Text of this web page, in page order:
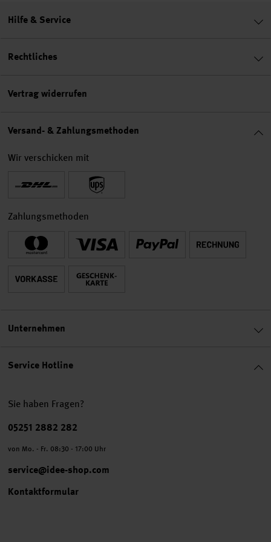
Service Hotline
Sie haben Fragen?
Telefonnummer
05251 2882 282
von Mo. - Fr. 08:30 - 17:00 Uhr
service@idee-shop.com
Kontaktformular
Hilfe & Service
Rechtliches
Vertrag widerrufen
Versand- & Zahlungsmethoden
Wir verschicken mit
Zahlungsmethoden
Unternehmen